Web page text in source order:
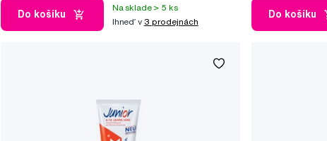
Do košíku
Na sklade > 5 ks
Ihneď v 3 prodejnách
Do košíku